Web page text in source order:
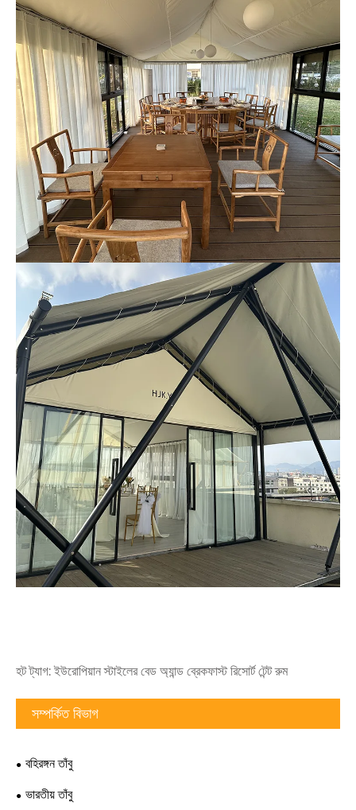
হট ট্যাগ: ইউরোপিয়ান স্টাইলের বেড অ্যান্ড ব্রেকফাস্ট রিসোর্ট টেন্ট রুম
সম্পর্কিত বিভাগ
বহিরঙ্গন তাঁবু
ভারতীয় তাঁবু